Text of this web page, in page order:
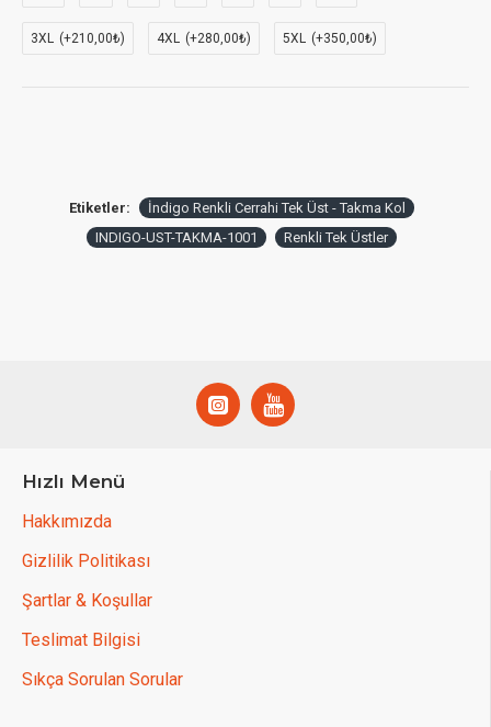
3XL (+210,00₺) 4XL (+280,00₺) 5XL (+350,00₺)
Etiketler:
İndigo Renkli Cerrahi Tek Üst - Takma Kol
INDIGO-UST-TAKMA-1001
Renkli Tek Üstler
Hızlı Menü
Hakkımızda
Gizlilik Politikası
Şartlar & Koşullar
Teslimat Bilgisi
Sıkça Sorulan Sorular